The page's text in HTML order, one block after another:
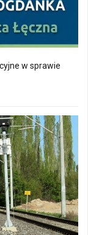
w sprawie